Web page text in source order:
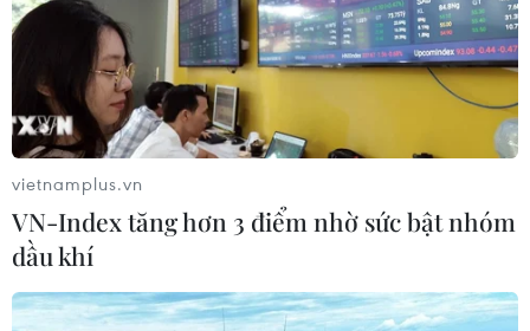
Dịch viêm phổi do virus corona: Thêm ca
nhiễm mới tại Pháp, Đức
Cơ quan Y tế bang Bayern của Đức đã xác nhận có
vietnamplus.vn
VN-Index tăng hơn 3 điểm nhờ sức bật nhóm
dầu khí